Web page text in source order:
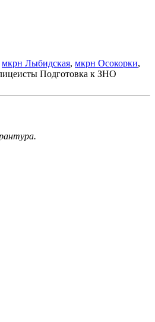
мкрн Лыбидская, мкрн Осокорки,
Подготовка к ЗНО